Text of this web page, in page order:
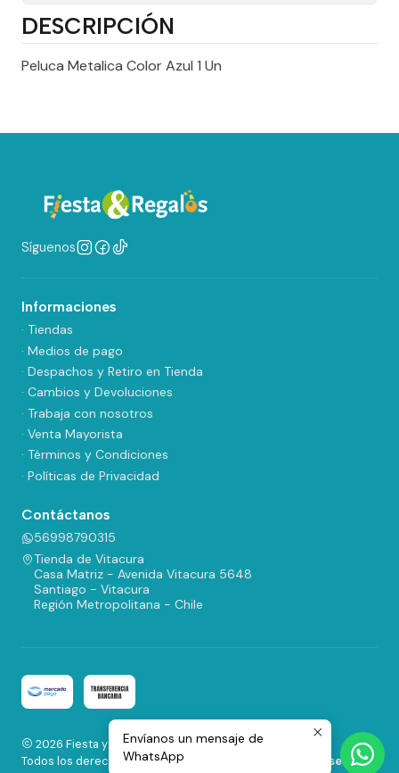
DESCRIPCIÓN
Peluca Metalica Color Azul 1 Un
Síguenos
Informaciones
· Tiendas
· Medios de pago
· Despachos y Retiro en Tienda
· Cambios y Devoluciones
· Trabaja con nosotros
· Venta Mayorista
· Términos y Condiciones
· Políticas de Privacidad
Contáctanos
56998790315
Tienda de Vitacura
Casa Matriz - Avenida Vitacura 5648
Santiago - Vitacura
Región Metropolitana - Chile
2026 Fiesta y Regalos.
Todos los derechos reservados.
Desarrollado por Jumpseller.
Envíanos un mensaje de
WhatsApp